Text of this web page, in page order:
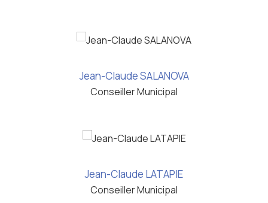
Jean-Claude SALANOVA
Conseiller Municipal
Jean-Claude LATAPIE
Conseiller Municipal